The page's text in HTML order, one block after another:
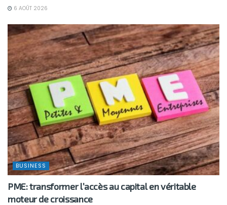
6 AOÛT 2026
BUSINESS
PME: transformer l’accès au capital en véritable
moteur de croissance